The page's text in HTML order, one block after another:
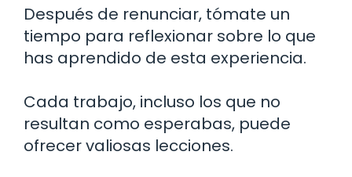
Después de renunciar, tómate un
tiempo para reflexionar sobre lo que
has aprendido de esta experiencia.
Cada trabajo, incluso los que no
resultan como esperabas, puede
ofrecer valiosas lecciones.